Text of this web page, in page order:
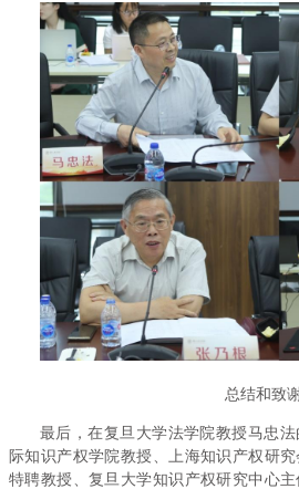
总结和致
最后，在复旦大学法学院教授马忠
际知识产权学院教授、上海知识产权研
特聘教授、复旦大学知识产权研究中心